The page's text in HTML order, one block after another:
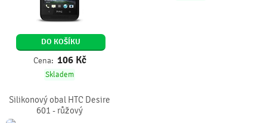
DO KOŠÍKU
Cena: 106 Kč
Skladem
Silikonový obal HTC Desire
601 - růžový